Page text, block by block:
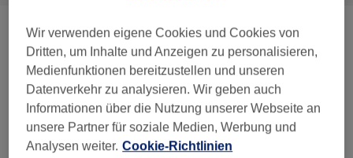
Hausbesuche (1) 31 €
Haarschnitte & Stylings Für Alle
Geschlechter ( 9)
ab 5 €
Festfrisuren/Stylings/Bräute (5) ab 45 €
Wir verwenden eigene Cookies und Cookies von
Dritten, um Inhalte und Anzeigen zu personalisieren,
Medienfunktionen bereitzustellen und unseren
Datenverkehr zu analysieren. Wir geben auch
Informationen über die Nutzung unserer Webseite an
unsere Partner für soziale Medien, Werbung und
Analysen weiter. Cookie-Richtlinien